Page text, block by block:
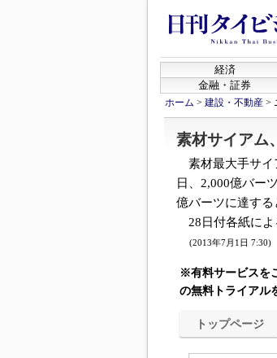
経済
金融・証券
ホーム > 建設・不動産 >
素材サイアム
素材最大手サイ
日、2,000億バー
億バーツに達する
28日付各紙によ
(2013年7月1日 7:30)
※有料サービスを
の無料トライアル
トップページ